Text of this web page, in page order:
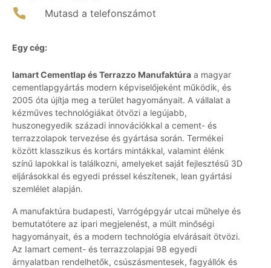
Mutasd a telefonszámot
Egy cég:
Iamart Cementlap és Terrazzo Manufaktúra a magyar
cementlapgyártás modern képviselőjeként működik, és
2005 óta újítja meg a terület hagyományait. A vállalat a
kézműves technológiákat ötvözi a legújabb,
huszonegyedik századi innovációkkal a cement- és
terrazzolapok tervezése és gyártása során. Termékei
között klasszikus és kortárs mintákkal, valamint élénk
színű lapokkal is találkozni, amelyeket saját fejlesztésű 3D
eljárásokkal és egyedi préssel készítenek, lean gyártási
szemlélet alapján.
A manufaktúra budapesti, Varrógépgyár utcai műhelye és
bemutatótere az ipari megjelenést, a múlt minőségi
hagyományait, és a modern technológia elvárásait ötvözi.
Az Iamart cement- és terrazzolapjai 98 egyedi
árnyalatban rendelhetők, csúszásmentesek, fagyállók és